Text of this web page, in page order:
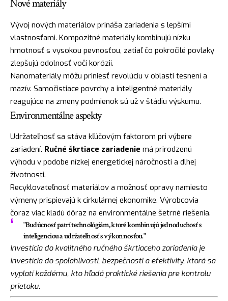
Nové materiály
Vývoj nových materiálov prináša zariadenia s lepšími
vlastnosťami. Kompozitné materiály kombinujú nízku
hmotnosť s vysokou pevnosťou, zatiaľ čo pokročilé povlaky
zlepšujú odolnosť voči korózii.
Nanomateriály môžu priniesť revolúciu v oblasti tesnení a
mazív. Samočistiace povrchy a inteligentné materiály
reagujúce na zmeny podmienok sú už v štádiu výskumu.
Environmentálne aspekty
Udržateľnosť sa stáva kľúčovým faktorom pri výbere
zariadení. Ručné škrtiace zariadenie má prirodzenú
výhodu v podobe nízkej energetickej náročnosti a dlhej
životnosti.
Recyklovateľnosť materiálov a možnosť opravy namiesto
výmeny prispievajú k cirkulárnej ekonomike. Výrobcovia
čoraz viac kladú dôraz na environmentálne šetrné riešenia.
"Budúcnosť patrí technológiám, ktoré kombinujú jednoduchosť s
inteligenciou a udržateľnosť s výkonnosťou."
Investícia do kvalitného ručného škrtiaceho zariadenia je
investícia do spoľahlivosti, bezpečnosti a efektivity, ktorá sa
vyplatí každému, kto hľadá praktické riešenia pre kontrolu
prietoku.